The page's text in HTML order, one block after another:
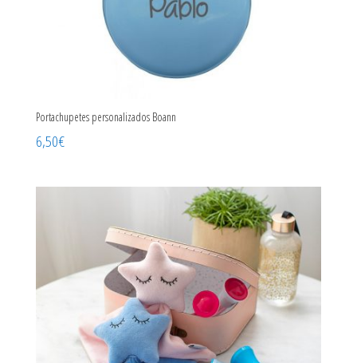
Portachupetes personalizados Boann
6,50€